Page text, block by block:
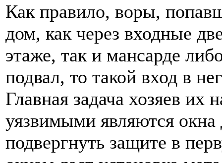
Как правило, воры,
дом, как через входные
этаже, так и мансарде
подвал, то такой вход в
Главная задача хозяев их
уязвимыми являются
подвергнуть защите в